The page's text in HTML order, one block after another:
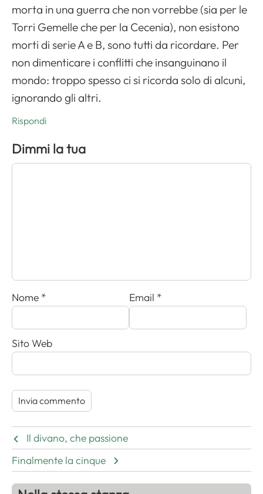
morta in una guerra che non vorrebbe (sia per le
Torri Gemelle che per la Cecenia), non esistono
morti di serie A e B, sono tutti da ricordare. Per
non dimenticare i conflitti che insanguinano il
mondo: troppo spesso ci si ricorda solo di alcuni,
ignorando gli altri.
Rispondi
Dimmi la tua
Nome * Email *
Sito Web
Il divano, che passione
Finalmente la cinque